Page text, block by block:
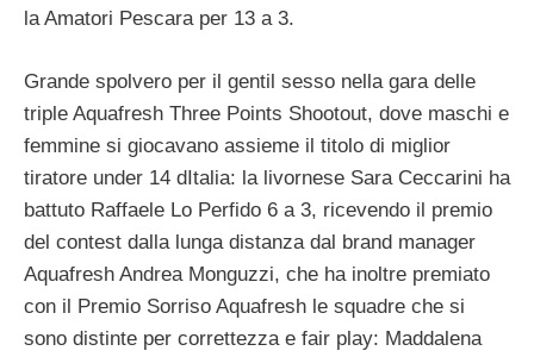
la Amatori Pescara per 13 a 3.
Grande spolvero per il gentil sesso nella gara delle
triple Aquafresh Three Points Shootout, dove maschi e
femmine si giocavano assieme il titolo di miglior
tiratore under 14 dItalia: la livornese Sara Ceccarini ha
battuto Raffaele Lo Perfido 6 a 3, ricevendo il premio
del contest dalla lunga distanza dal brand manager
Aquafresh Andrea Monguzzi, che ha inoltre premiato
con il Premio Sorriso Aquafresh le squadre che si
sono distinte per correttezza e fair play: Maddalena